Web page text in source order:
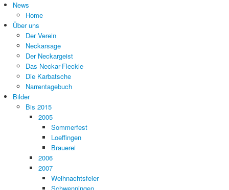
News
Home
Über uns
Der Verein
Neckarsage
Der Neckargeist
Das Neckar-Fleckle
Die Karbatsche
Narrentagebuch
Bilder
Bis 2015
2005
Sommerfest
Loeffingen
Brauerei
2006
2007
Weihnachtsfeier